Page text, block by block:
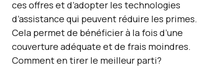
ces offres et d’adopter les technologies
d’assistance qui peuvent réduire les primes.
Cela permet de bénéficier à la fois d’une
couverture adéquate et de frais moindres.
Comment en tirer le meilleur parti?